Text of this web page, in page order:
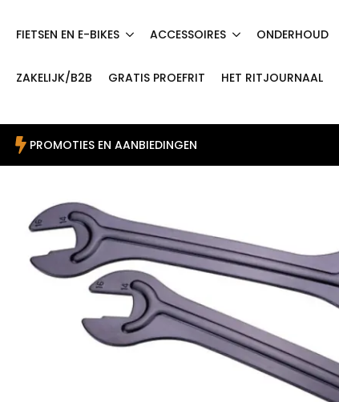
FIETSEN EN E-BIKES ACCESSOIRES ONDERHOUD
ZAKELIJK/B2B GRATIS PROEFRIT HET RITJOURNAAL
PROMOTIES EN AANBIEDINGEN